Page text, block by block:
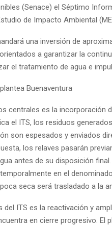
(Senace) el Séptimo
de Impacto Ambiental
una inversión de
a garantizar la
el tratamiento de agua e
Buenaventura
centrales es la incorporación
el ITS, los residuos
son espesados y enviados
los relaves pasarán
antes de su disposición
en el
seca será trasladado a la
del ITS es la reactivación y
en cierre progresivo. El